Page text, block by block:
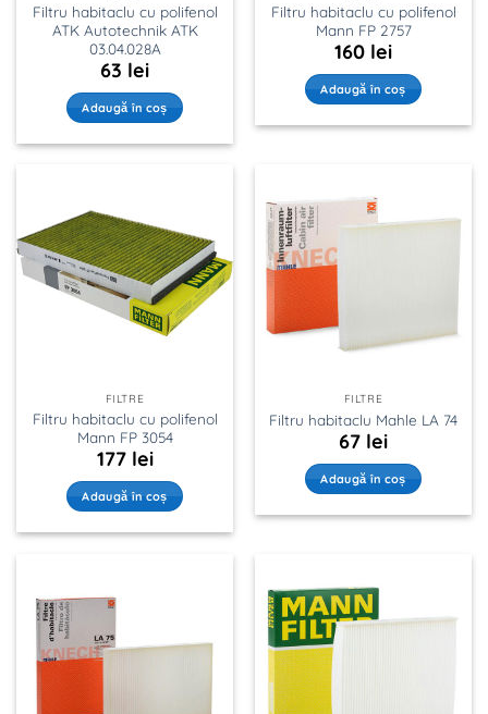
Filtru habitaclu cu polifenol
ATK Autotechnik ATK
03.04.028A
63 lei
Adaugă în coș
Filtru habitaclu cu polifenol
Mann FP 2757
160 lei
Adaugă în coș
FILTRE
Filtru habitaclu cu polifenol
Mann FP 3054
177 lei
Adaugă în coș
FILTRE
Filtru habitaclu Mahle LA 74
67 lei
Adaugă în coș